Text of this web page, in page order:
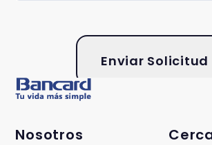
Enviar Solicitud
Nosotros